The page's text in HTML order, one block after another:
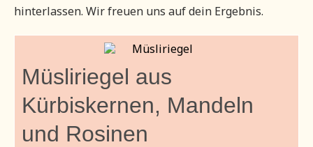
hinterlassen. Wir freuen uns auf dein Ergebnis.
Müsliriegel aus
Kürbiskernen, Mandeln
und Rosinen